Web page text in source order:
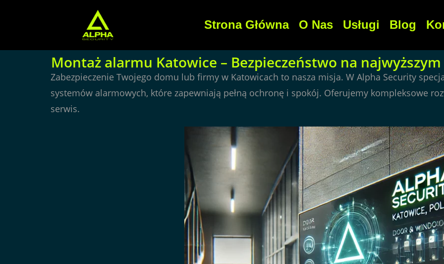
Strona Główna O Nas Usługi Blog
Montaż alarmu Katowice – Bezpieczeństwo na
Zabezpieczenie Twojego domu lub firmy w Katowicach to nasza misja. W Alpha Security
systemów alarmowych, które zapewniają pełną ochronę i spokój. Oferujemy kompleksowe
serwis.